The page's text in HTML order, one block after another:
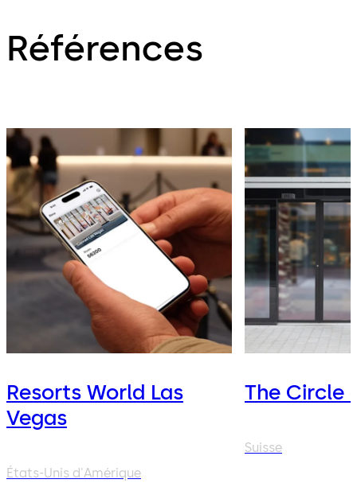
Références
Resorts World Las
Vegas
États-Unis d'Amérique
The Circle
Suisse